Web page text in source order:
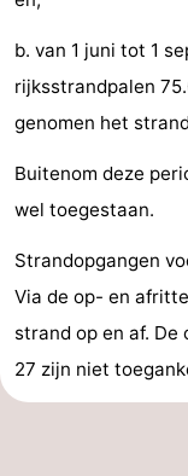
Experiences
Wellness
&
Steden
Natuur
Sporten
Zwembaden
-
Fietsen
-
Wandelen
-
b. van 1 juni tot 1
rijksstrandpalen
genomen het
Buitenom deze
wel toegestaan.
Strandopgangen
Via de op- en
strand op en af. De
27 zijn niet